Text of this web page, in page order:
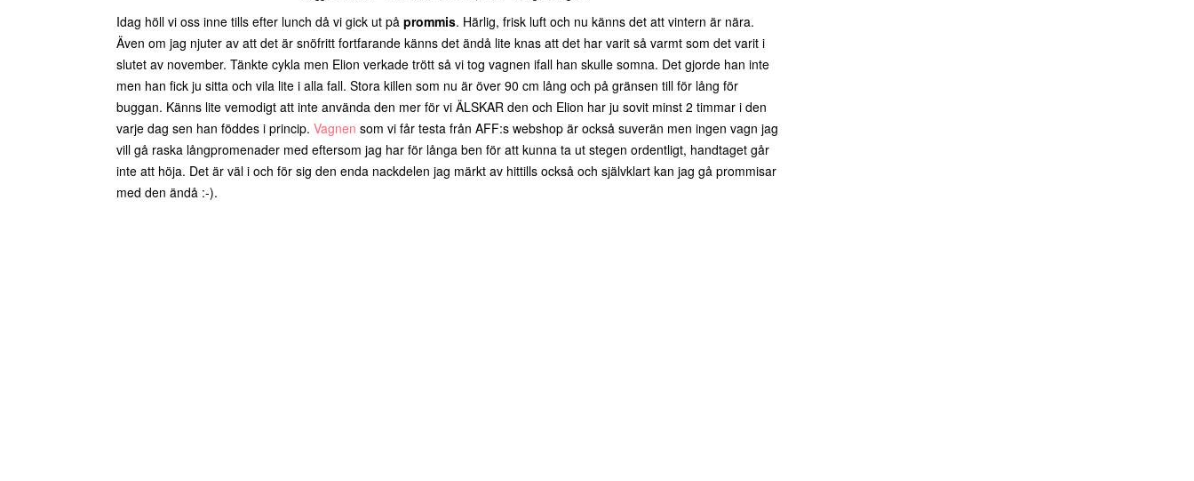
Idag höll vi oss inne tills efter lunch då vi gick ut på prommis. Härlig, frisk luft och nu känns det att vintern är nära.
Även om jag njuter av att det är snöfritt fortfarande känns det ändå lite knas att det har varit så varmt som det varit i
slutet av november. Tänkte cykla men Elion verkade trött så vi tog vagnen ifall han skulle somna. Det gjorde han inte
men han fick ju sitta och vila lite i alla fall. Stora killen som nu är över 90 cm lång och på gränsen till för lång för
buggan. Känns lite vemodigt att inte använda den mer för vi ÄLSKAR den och Elion har ju sovit minst 2 timmar i den
varje dag sen han föddes i princip. Vagnen som vi får testa från AFF:s webshop är också suverän men ingen vagn jag
vill gå raska långpromenader med eftersom jag har för långa ben för att kunna ta ut stegen ordentligt, handtaget går
inte att höja. Det är väl i och för sig den enda nackdelen jag märkt av hittills också och självklart kan jag gå prommisar
med den ändå :-).